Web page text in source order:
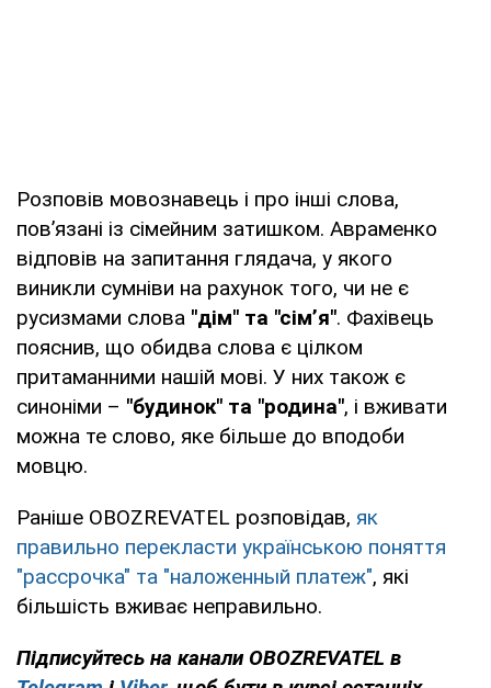
Розповів мовознавець і про інші слова,
пов’язані із сімейним затишком. Авраменко
відповів на запитання глядача, у якого
виникли сумніви на рахунок того, чи не є
русизмами слова "дім" та "сім’я". Фахівець
пояснив, що обидва слова є цілком
притаманними нашій мові. У них також є
синоніми – "будинок" та "родина", і вживати
можна те слово, яке більше до вподоби
мовцю.
Раніше OBOZREVATEL розповідав, як
правильно перекласти українською поняття
"рассрочка" та "наложенный платеж", які
більшість вживає неправильно.
Підписуйтесь на канали OBOZREVATEL в